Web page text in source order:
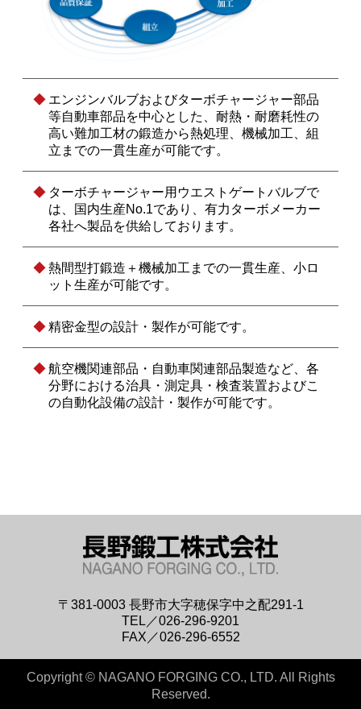
エンジンバルブおよびターボチャージャー部品
等自動車部品を中心とした、耐熱・耐磨耗性の
高い難加工材の鍛造から熱処理、機械加工、組
立までの一貫生産が可能です。
ターボチャージャー用ウエストゲートバルブで
は、国内生産No.1であり、有力ターボメーカー
各社へ製品を供給しております。
熱間型打鍛造＋機械加工までの一貫生産、小ロ
ット生産が可能です。
精密金型の設計・製作が可能です。
航空機関連部品・自動車関連部品製造など、各
分野における治具・測定具・検査装置およびこ
の自動化設備の設計・製作が可能です。
〒381-0003 長野市大字穂保字中之配291-1
TEL／026-296-9201
FAX／026-296-6552
Copyright © NAGANO FORGING CO., LTD. All Rights
Reserved.